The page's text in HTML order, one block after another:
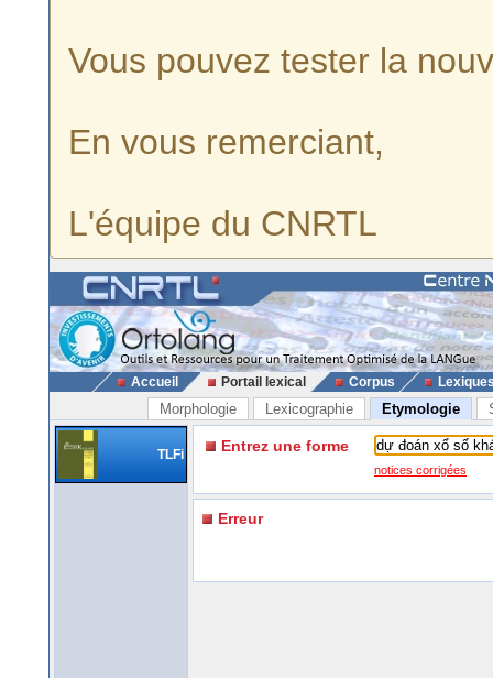
Vous pouvez tester la
En vous remerciant,
L'équipe du CNRTL
Accueil Portail lexical Corpus
Morphologie Lexicographie Etymologie
TLFi Entrez une forme
notices corrigées
Erreur